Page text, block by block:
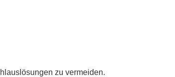
zu vermeiden.